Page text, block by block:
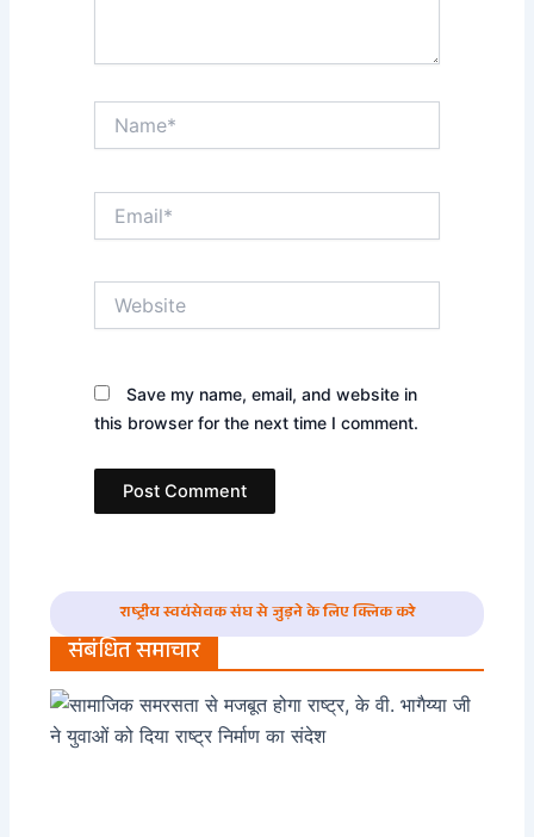
Save my name, email, and website in
this browser for the next time I comment.
राष्ट्रीय स्वयंसेवक संघ से जुड़ने के लिए क्लिक करे
संबंधित समाचार